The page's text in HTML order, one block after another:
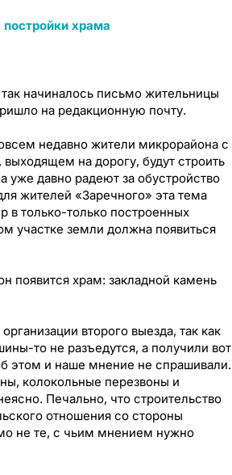
начиналось письмо жительницы
на редакционную почту.
недавно жители микрорайона с
на дорогу, будут строить
давно радеют за обустройство
жителей «Заречного» эта тема
в только-только построенных
участке земли должна появиться
появится храм: закладной камень
второго выезда, так как
то не разъедутся, а получили вот
этом и наше мнение не спрашивали.
колокольные перезвоны и
Печально, что строительство
отношения со стороны
не те, с чьим мнением нужно